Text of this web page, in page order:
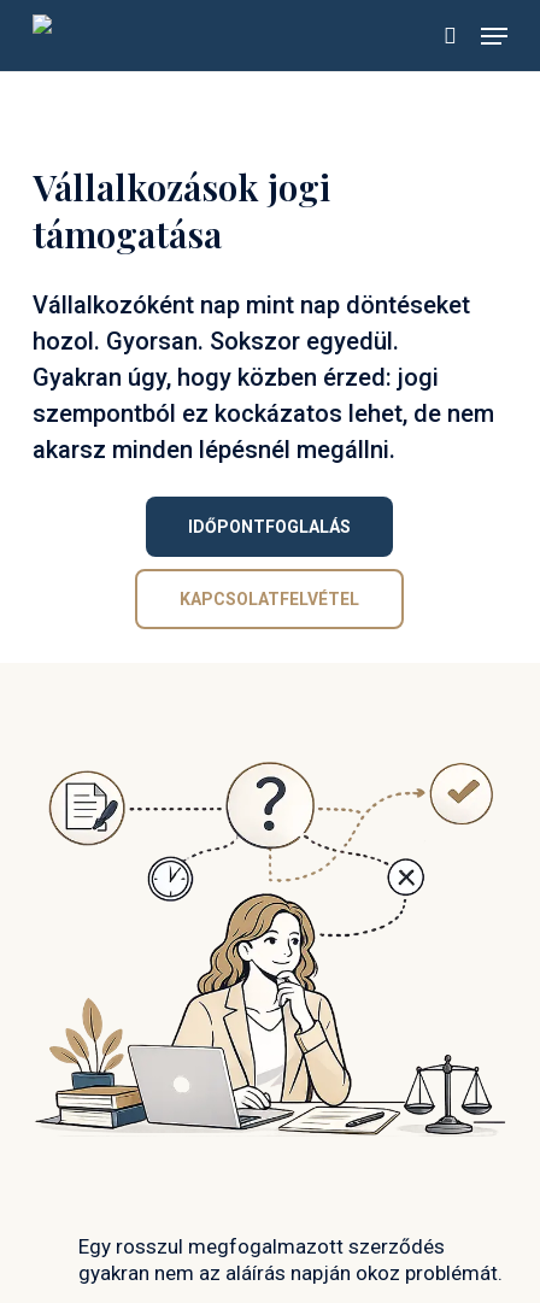
Skip
main
Menu
Vállalkozások jogi
támogatása
Vállalkozóként nap mint nap döntéseket
hozol. Gyorsan. Sokszor egyedül.
Gyakran úgy, hogy közben érzed: jogi
szempontból ez kockázatos lehet, de nem
akarsz minden lépésnél megállni.
IDŐPONTFOGLALÁS
KAPCSOLATFELVÉTEL
Egy rosszul megfogalmazott szerződés
gyakran nem az aláírás napján okoz problémát.